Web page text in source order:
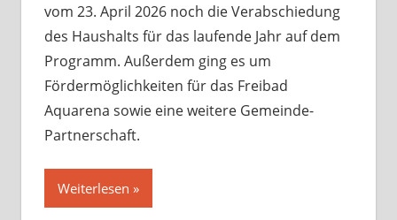
vom 23. April 2026 noch die Verabschiedung
des Haushalts für das laufende Jahr auf dem
Programm. Außerdem ging es um
Fördermöglichkeiten für das Freibad
Aquarena sowie eine weitere Gemeinde-
Partnerschaft.
Weiterlesen